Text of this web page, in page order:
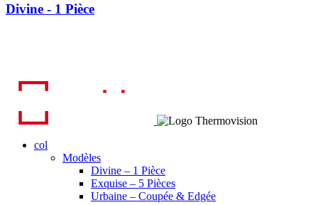
Divine - 1 Pièce
col
Modèles
Divine – 1 Pièce
Exquise – 5 Pièces
Urbaine – Coupée & Edgée